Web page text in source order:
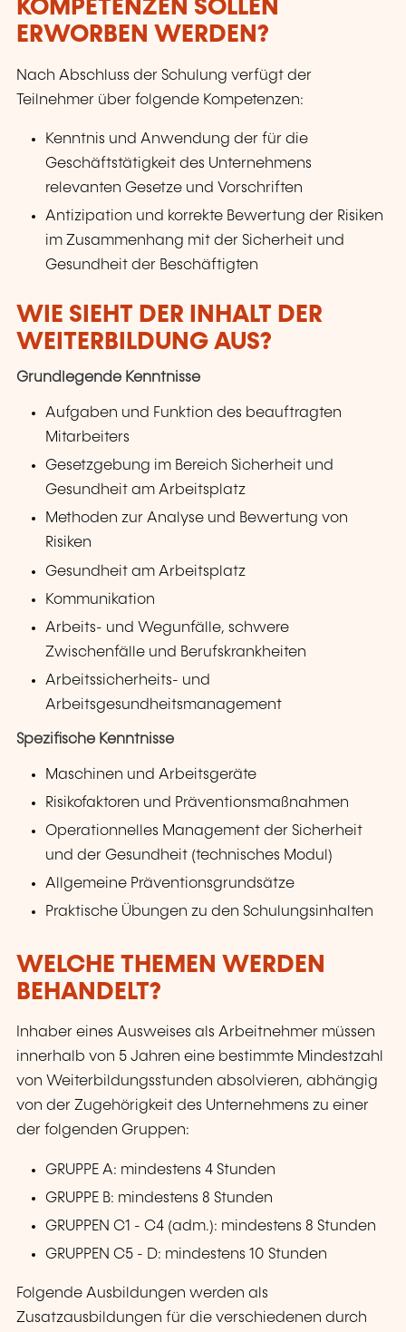
KOMPETENZEN SOLLEN
ERWORBEN WERDEN?
Nach Abschluss der Schulung verfügt der
Teilnehmer über folgende Kompetenzen:
Kenntnis und Anwendung der für die
Geschäftstätigkeit des Unternehmens
relevanten Gesetze und Vorschriften
Antizipation und korrekte Bewertung der Risiken
im Zusammenhang mit der Sicherheit und
Gesundheit der Beschäftigten
WIE SIEHT DER INHALT DER
WEITERBILDUNG AUS?
Grundlegende Kenntnisse
Aufgaben und Funktion des beauftragten
Mitarbeiters
Gesetzgebung im Bereich Sicherheit und
Gesundheit am Arbeitsplatz
Methoden zur Analyse und Bewertung von
Risiken
Gesundheit am Arbeitsplatz
Kommunikation
Arbeits- und Wegunfälle, schwere
Zwischenfälle und Berufskrankheiten
Arbeitssicherheits- und
Arbeitsgesundheitsmanagement
Spezifische Kenntnisse
Maschinen und Arbeitsgeräte
Risikofaktoren und Präventionsmaßnahmen
Operationnelles Management der Sicherheit
und der Gesundheit (technisches Modul)
Allgemeine Präventionsgrundsätze
Praktische Übungen zu den Schulungsinhalten
WELCHE THEMEN WERDEN
BEHANDELT?
Inhaber eines Ausweises als Arbeitnehmer müssen
innerhalb von 5 Jahren eine bestimmte Mindestzahl
von Weiterbildungsstunden absolvieren, abhängig
von der Zugehörigkeit des Unternehmens zu einer
der folgenden Gruppen:
GRUPPE A: mindestens 4 Stunden
GRUPPE B: mindestens 8 Stunden
GRUPPEN C1 - C4 (adm.): mindestens 8 Stunden
GRUPPEN C5 - D: mindestens 10 Stunden
Folgende Ausbildungen werden als
Zusatzausbildungen für die verschiedenen durch